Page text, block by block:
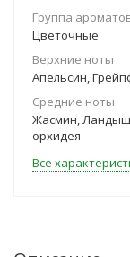
Группа
Цветочные
Верхние ноты
Апельсин,
Средние ноты
Жасмин,
орхидея
Все